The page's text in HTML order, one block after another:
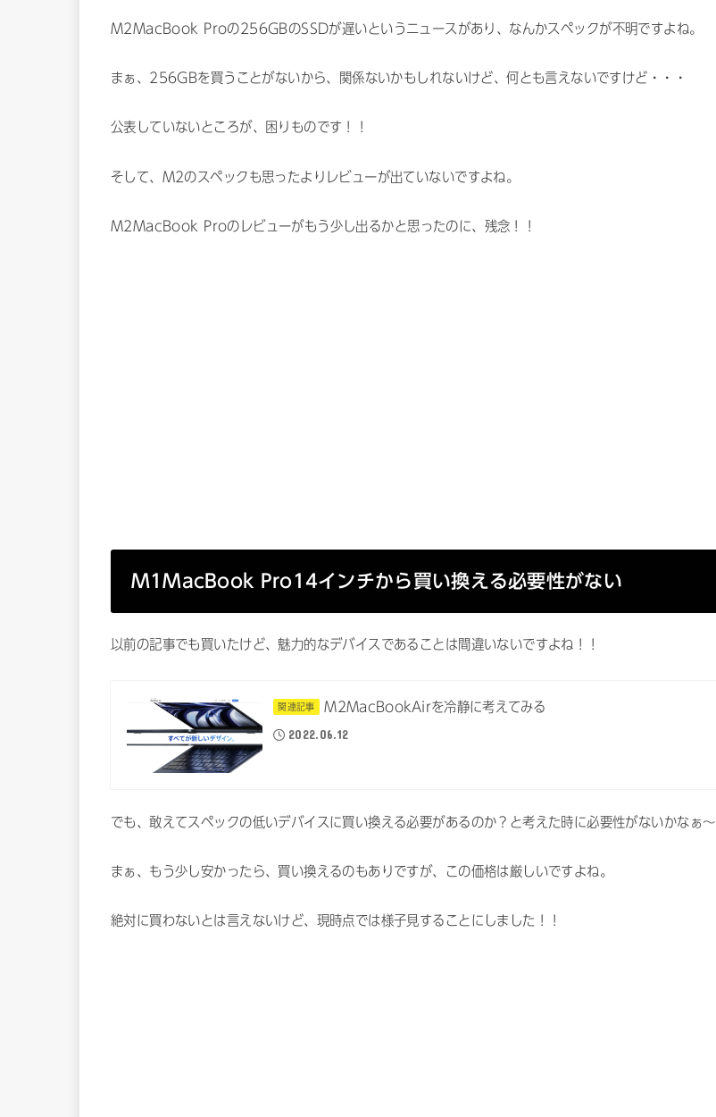
M2MacBook Proの256GBのSSDが遅いというニュースがあり、なんかスペックが不明ですよね。
まぁ、256GBを買うことがないから、関係ないかもしれないけど、何とも言えないですけど・・・
公表していないところが、困りものです！！
そして、M2のスペックも思ったよりレビューが出ていないですよね。
M2MacBook Proのレビューがもう少し出るかと思ったのに、残念！！
M1MacBook Pro14インチから買い換える必要性がない
以前の記事でも買いたけど、魅力的なデバイスであることは間違いないですよね！！
関連記事
M2MacBookAirを冷静に考えてみる
2022.06.12
でも、敢えてスペックの低いデバイスに買い換える必要があるのか？と考えた時に必要性がないかなぁ〜
まぁ、もう少し安かったら、買い換えるのもありですが、この価格は厳しいですよね。
絶対に買わないとは言えないけど、現時点では様子見することにしました！！